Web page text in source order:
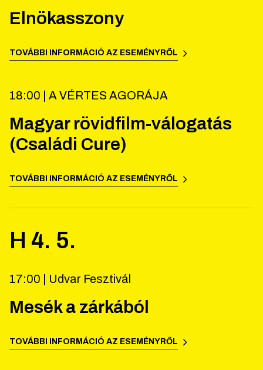
Elnökasszony
TOVÁBBI INFORMÁCIÓ AZ ESEMÉNYRŐL
18:00 | A VÉRTES AGORÁJA
Magyar rövidfilm-válogatás
(Családi Cure)
TOVÁBBI INFORMÁCIÓ AZ ESEMÉNYRŐL
H 4. 5.
17:00 | Udvar Fesztivál
Mesék a zárkából
TOVÁBBI INFORMÁCIÓ AZ ESEMÉNYRŐL